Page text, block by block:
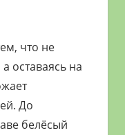
что не
оставаясь на
До
белёсый